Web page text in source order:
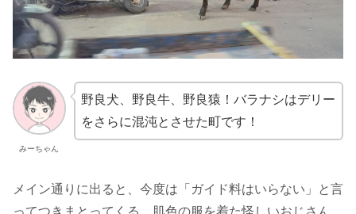
みーちゃん
野良犬、野良牛、野良猿！バラナシはデリー
をさらに混沌とさせた町です！
メイン通りに出ると、今度は「ガイド料はいらない」と言